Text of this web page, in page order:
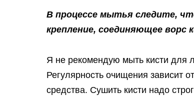
В процессе мытья следите,
крепление, соединяющее ворс
Я не рекомендую мыть кисти для
Регулярность очищения зависит
средства. Сушить кисти надо